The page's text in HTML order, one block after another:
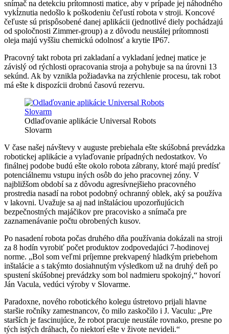
snímač na detekciu prítomnosti matice, aby v prípade jej náhodného
vykĺznutia nedošlo k poškodeniu čeľustí robota v stroji. Koncové
čeľuste sú prispôsobené danej aplikácii (jednotlivé diely pochádzajú
od spoločnosti Zimmer-group) a z dôvodu neustálej prítomnosti
oleja majú vyššiu chemickú odolnosť a krytie IP67.
Pracovný takt robota pri zakladaní a vykladaní jednej matice je
závislý od rýchlosti opracovania stroja a pohybuje sa na úrovni 13
sekúnd. Ak by vznikla požiadavka na zrýchlenie procesu, tak robot
má ešte k dispozícii drobnú časovú rezervu.
Odlaďovanie aplikácie Universal Robots
Slovarm
V čase našej návštevy v auguste prebiehala ešte skúšobná prevádzka
robotickej aplikácie a vylaďovanie prípadných nedostatkov. Vo
finálnej podobe budú ešte okolo robota zábrany, ktoré majú predísť
potenciálnemu vstupu iných osôb do jeho pracovnej zóny. V
najbližšom období sa z dôvodu agresívnejšieho pracovného
prostredia nasadí na robot podobný ochranný oblek, aký sa používa
v lakovni. Uvažuje sa aj nad inštaláciou upozorňujúcich
bezpečnostných majáčikov pre pracovisko a snímača pre
zaznamenávanie počtu obrobených kusov.
Po nasadení robota počas druhého dňa používania dokázali na stroji
za 8 hodín vyrobiť počet produktov zodpovedajúci 7-hodinovej
norme. „Bol som veľmi príjemne prekvapený hladkým priebehom
inštalácie a s takýmto dosiahnutým výsledkom už na druhý deň po
spustení skúšobnej prevádzky som bol nadmieru spokojný,“ hovorí
Ján Vacula, vedúci výroby v Slovarme.
Paradoxne, nového robotického kolegu ústretovo prijali hlavne
staršie ročníky zamestnancov, čo milo zaskočilo i J. Vaculu: „Pre
starších je fascinujúce, že robot pracuje neustále rovnako, presne po
tých istých dráhach, čo niektorí ešte v živote nevideli.“